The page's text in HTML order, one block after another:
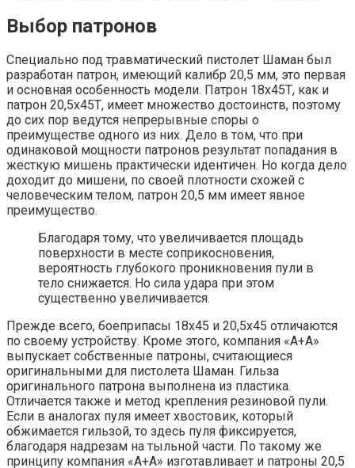
Выбор патронов
Специально под травматический пистолет Шаман был
разработан патрон, имеющий калибр 20,5 мм, это первая
и основная особенность модели. Патрон 18х45Т, как и
патрон 20,5х45Т, имеет множество достоинств, поэтому
до сих пор ведутся непрерывные споры о
преимуществе одного из них. Дело в том, что при
одинаковой мощности патронов результат попадания в
жесткую мишень практически идентичен. Но когда дело
доходит до мишени, по своей плотности схожей с
человеческим телом, патрон 20,5 мм имеет явное
преимущество.
Благодаря тому, что увеличивается площадь
поверхности в месте соприкосновения,
вероятность глубокого проникновения пули в
тело снижается. Но сила удара при этом
существенно увеличивается.
Прежде всего, боеприпасы 18х45 и 20,5х45 отличаются
по своему устройству. Кроме этого, компания «А+А»
выпускает собственные патроны, считающиеся
оригинальными для пистолета Шаман. Гильза
оригинального патрона выполнена из пластика.
Отличается также и метод крепления резиновой пули.
Если в аналогах пуля имеет хвостовик, который
обжимается гильзой, то здесь пуля фиксируется,
благодаря надрезам на тыльной части. По такому же
принципу компания «А+А» изготавливает и патроны 20,5